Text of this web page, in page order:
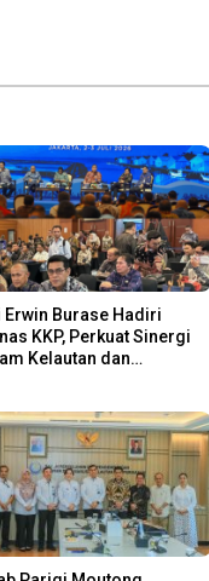
Erwin Burase Hadiri
KKP, Perkuat Sinergi
Kelautan dan